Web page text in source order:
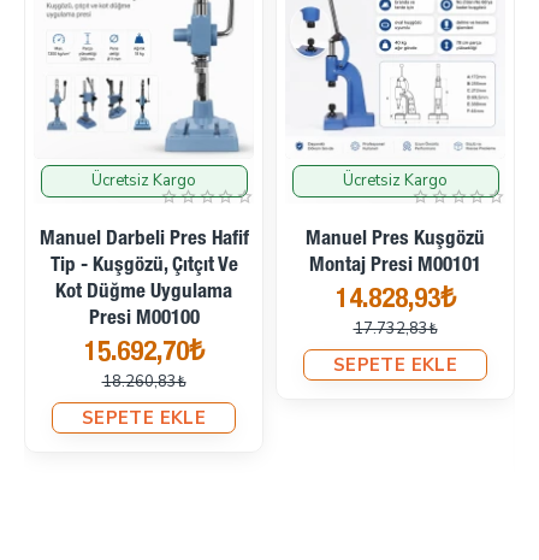
İndirimde
Ücretsiz Kargo
Manuel Darbeli Pres Hafif
Tip - Kuşgözü, Çıtçıt Ve
Kot Düğme Uygulama
Presi M00100
15.692,70₺
18.260,83₺
SEPETE EKLE
İndirimde
Ücretsiz Kargo
Manuel Pres Kuşgözü
Montaj Presi M00101
14.828,93₺
17.732,83₺
SEPETE EKLE